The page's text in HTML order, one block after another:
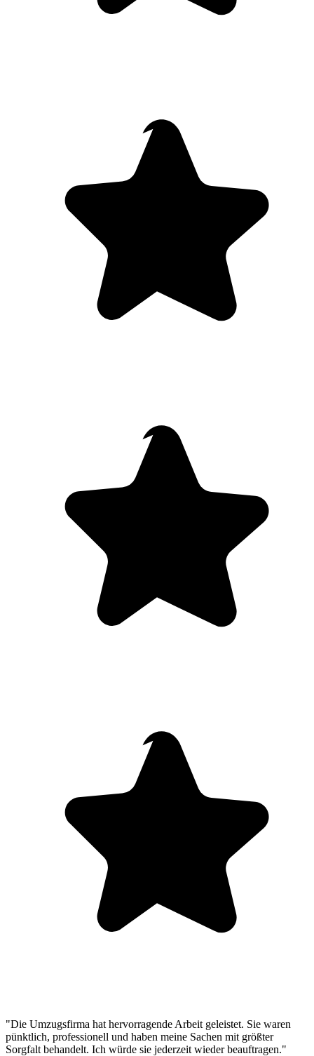
"Die Umzugsfirma hat hervorragende Arbeit geleistet. Sie waren
pünktlich, professionell und haben meine Sachen mit größter
Sorgfalt behandelt. Ich würde sie jederzeit wieder beauftragen."